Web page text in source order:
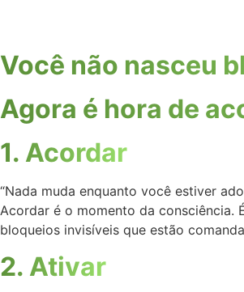
Você não nasceu
Agora é hora de
1. Acordar
“Nada muda enquanto você estiver
Acordar é o momento da consciência.
bloqueios invisíveis que estão
2. Ativar